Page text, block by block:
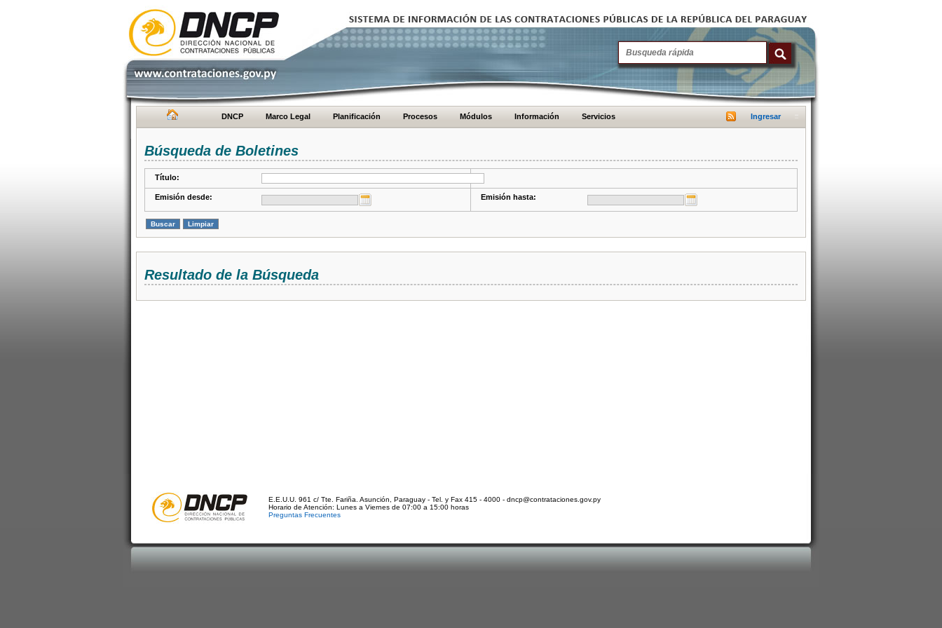
DNCP Marco Legal Planificación Procesos Módulos Información Servicios Ingresar
Búsqueda de Boletines
Título:
Emisión desde: Emisión hasta:
Resultado de la Búsqueda
E.E.U.U. 961 c/ Tte. Fariña. Asunción, Paraguay - Tel. y Fax 415 - 4000 - dncp@contrataciones.gov.py
Horario de Atención: Lunes a Viernes de 07:00 a 15:00 horas
Preguntas Frecuentes